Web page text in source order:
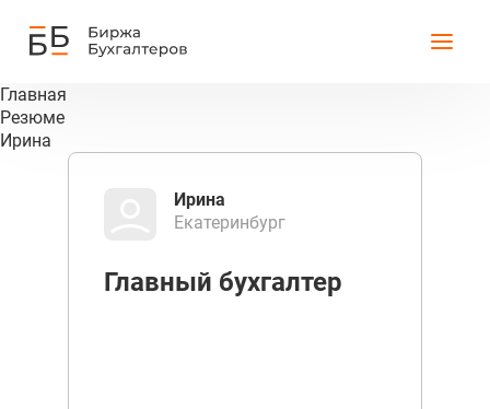
Главная
Резюме
Ирина
Ирина
Екатеринбург
Главный бухгалтер